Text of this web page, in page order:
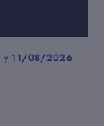
y 11/08/2026